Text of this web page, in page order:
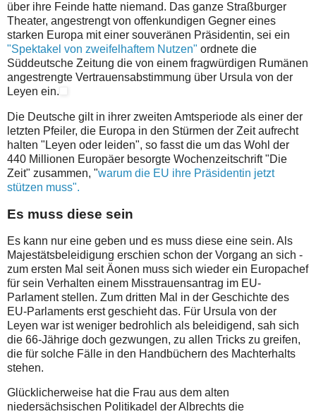
über ihre Feinde hatte niemand. Das ganze Straßburger
Theater, angestrengt von offenkundigen Gegner eines
starken Europa mit einer souveränen Präsidentin, sei ein
"Spektakel von zweifelhaftem Nutzen" ordnete die
Süddeutsche Zeitung die von einem fragwürdigen Rumänen
angestrengte Vertrauensabstimmung über Ursula von der
Leyen ein.
Die Deutsche gilt in ihrer zweiten Amtsperiode als einer der
letzten Pfeiler, die Europa in den Stürmen der Zeit aufrecht
halten "Leyen oder leiden", so fasst die um das Wohl der
440 Millionen Europäer besorgte Wochenzeitschrift "Die
Zeit" zusammen, "warum die EU ihre Präsidentin jetzt
stützen muss".
Es muss diese sein
Es kann nur eine geben und es muss diese eine sein. Als
Majestätsbeleidigung erschien schon der Vorgang an sich -
zum ersten Mal seit Äonen muss sich wieder ein Europachef
für sein Verhalten einem Misstrauensantrag im EU-
Parlament stellen. Zum dritten Mal in der Geschichte des
EU-Parlaments erst geschieht das. Für Ursula von der
Leyen war ist weniger bedrohlich als beleidigend, sah sich
die 66-Jährige doch gezwungen, zu allen Tricks zu greifen,
die für solche Fälle in den Handbüchern des Machterhalts
stehen.
Glücklicherweise hat die Frau aus dem alten
niedersächsischen Politikadel der Albrechts die